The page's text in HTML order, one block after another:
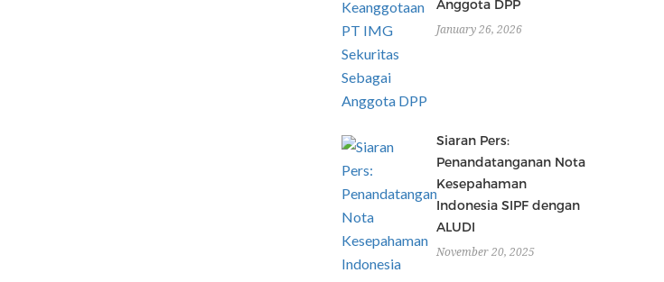
Anggota DPP
January 26, 2026
Siaran Pers:
Penandatanganan Nota
Kesepahaman
Indonesia SIPF dengan
ALUDI
November 20, 2025